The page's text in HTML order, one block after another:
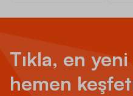
Tıkla, en
hemen